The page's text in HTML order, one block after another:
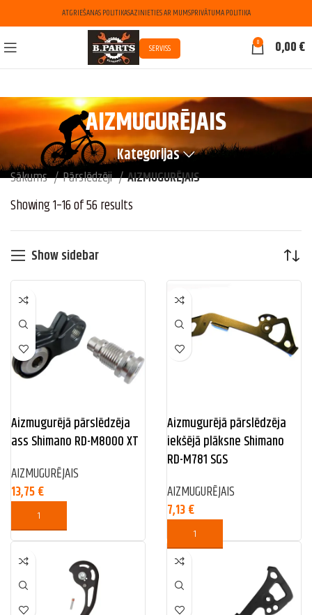
ATGRIEŠANAS POLITIKASAZINIETIES AR MUMSPRIVĀTUMA POLITIKA
SERVISS 0 0,00€
AIZMUGURĒJAIS
Kategorijas
Sākums Pārslēdzēji
AIZMUGURĒJAIS
Showing 1–16 of 56 results
Show sidebar
Aizmugurējā pārslēdzēja
ass Shimano RD-M8000 XT
AIZMUGURĒJAIS
13,75€
Aizmugurējā pārslēdzēja
iekšējā plāksne Shimano
RD-M781 SGS
AIZMUGURĒJAIS
7,13€